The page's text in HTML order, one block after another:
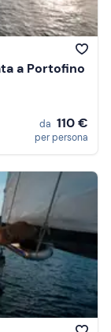
a Portofino
da 110 €
per persona